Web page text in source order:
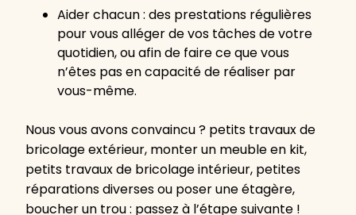
Aider chacun : des prestations régulières
pour vous alléger de vos tâches de votre
quotidien, ou afin de faire ce que vous
n’êtes pas en capacité de réaliser par
vous-même.
Nous vous avons convaincu ? petits travaux de
bricolage extérieur, monter un meuble en kit,
petits travaux de bricolage intérieur, petites
réparations diverses ou poser une étagère,
boucher un trou : passez à l’étape suivante !